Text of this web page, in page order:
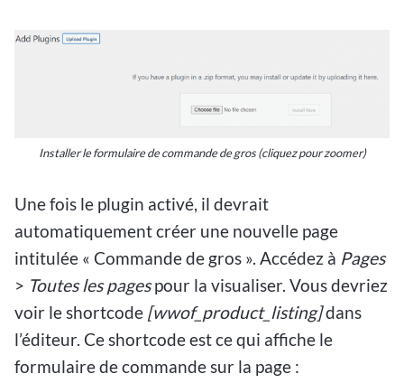
Installer le formulaire de commande de gros(cliquez pour zoomer)
Une fois le plugin activé, il devrait
automatiquement créer une nouvelle page
intitulée « Commande de gros ». Accédez à Pages
> Toutes les pagespour la visualiser. Vous devriez
voir le shortcode [wwof_product_listing]dans
l’éditeur. Ce shortcode est ce qui affiche le
formulaire de commande sur la page :